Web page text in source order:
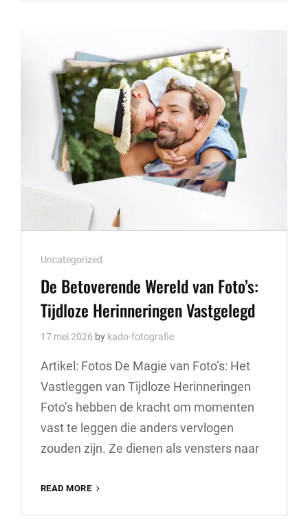
VAN
BRUILOFTSFOTOGRAAF:
EMOTIES
VASTGELEGD
IN
BEELDEN
Cat
Links
Uncategorized
De Betoverende Wereld van Foto’s:
Tijdloze Herinneringen Vastgelegd
17 mei 2026 by kado-fotografie
Artikel: Fotos De Magie van Foto’s: Het
Vastleggen van Tijdloze Herinneringen
Foto’s hebben de kracht om momenten
vast te leggen die anders vervlogen
zouden zijn. Ze dienen als vensters naar
READ MORE
WERELD